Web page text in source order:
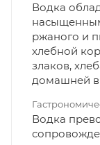
Водка
ржаного и
хлебной
злаков,
домашней
Водка